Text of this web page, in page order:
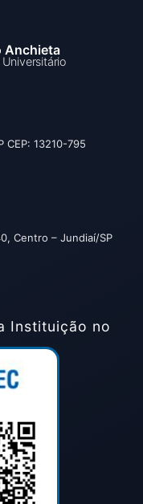
Anchieta
CEP: 13210-795
Centro – Jundiaí/SP
Instituição no